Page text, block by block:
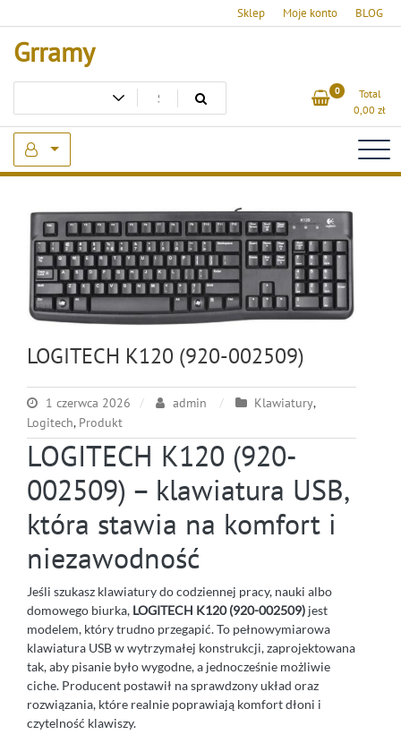
to
content
Sklep Moje konto BLOG
Grramy
0
Total
0,00 zł
LOGITECH K120 (920-002509)
1 czerwca 2026 admin Klawiatury,
Logitech, Produkt
LOGITECH K120 (920-
002509) – klawiatura USB,
która stawia na komfort i
niezawodność
Jeśli szukasz klawiatury do codziennej pracy, nauki albo
domowego biurka, LOGITECH K120 (920-002509) jest
modelem, który trudno przegapić. To pełnowymiarowa
klawiatura USB w wytrzymałej konstrukcji, zaprojektowana
tak, aby pisanie było wygodne, a jednocześnie możliwie
ciche. Producent postawił na sprawdzony układ oraz
rozwiązania, które realnie poprawiają komfort dłoni i
czytelność klawiszy.